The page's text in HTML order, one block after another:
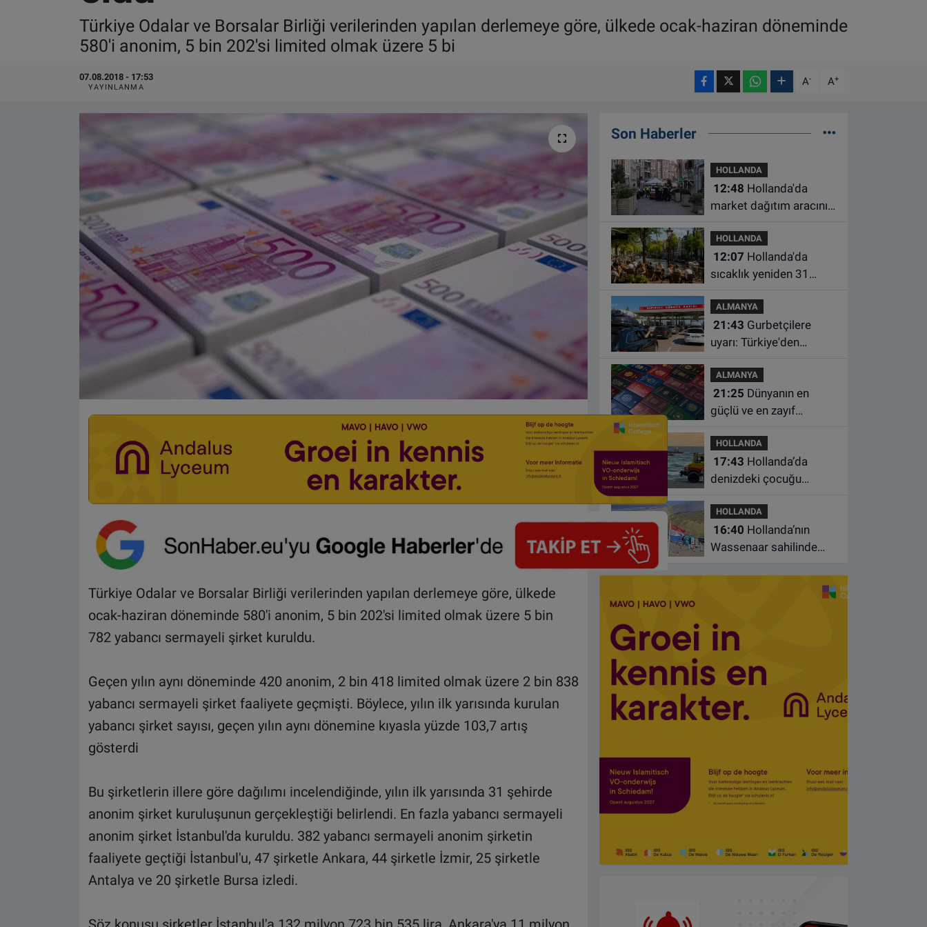
Türkiye Odalar ve Borsalar Birliği verilerinden yapılan derlemeye göre, ülkede ocak-haziran döneminde
580'i anonim, 5 bin 202'si limited olmak üzere 5 bi
07.08.2018 - 17:53
YAYINLANMA A- A+
Türkiye Odalar ve Borsalar Birliği verilerinden yapılan derlemeye göre, ülkede
ocak-haziran döneminde 580'i anonim, 5 bin 202'si limited olmak üzere 5 bin
782 yabancı sermayeli şirket kuruldu.
Geçen yılın aynı döneminde 420 anonim, 2 bin 418 limited olmak üzere 2 bin 838
yabancı sermayeli şirket faaliyete geçmişti. Böylece, yılın ilk yarısında kurulan
yabancı şirket sayısı, geçen yılın aynı dönemine kıyasla yüzde 103,7 artış
gösterdi
Bu şirketlerin illere göre dağılımı incelendiğinde, yılın ilk yarısında 31 şehirde
anonim şirket kuruluşunun gerçekleştiği belirlendi. En fazla yabancı sermayeli
anonim şirket İstanbul'da kuruldu. 382 yabancı sermayeli anonim şirketin
faaliyete geçtiği İstanbul'u, 47 şirketle Ankara, 44 şirketle İzmir, 25 şirketle
Antalya ve 20 şirketle Bursa izledi.
Son Haberler
HOLLANDA
12:48
market dağıtım aracının
çocuk hayatını kaybetti
HOLLANDA
12:07
sıcaklık yeniden 31
ALMANYA
21:43
uyarı: Türkiye'den
geçiş ve trafik
borcunuzu kontrol edin
ALMANYA
21:25
güçlü ve en zayıf
HOLLANDA
17:43
denizdeki çocuğu
kadın hayatını yitirdi
HOLLANDA
16:40
Wassenaar sahilinde
bölgeden tahliye edildi
VIDEO GALERİ